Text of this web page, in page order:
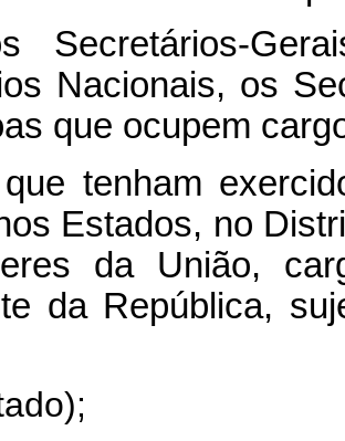
Secretários-
Nacionais, os
que ocupem
tenham
Estados, no
da União,
da República,